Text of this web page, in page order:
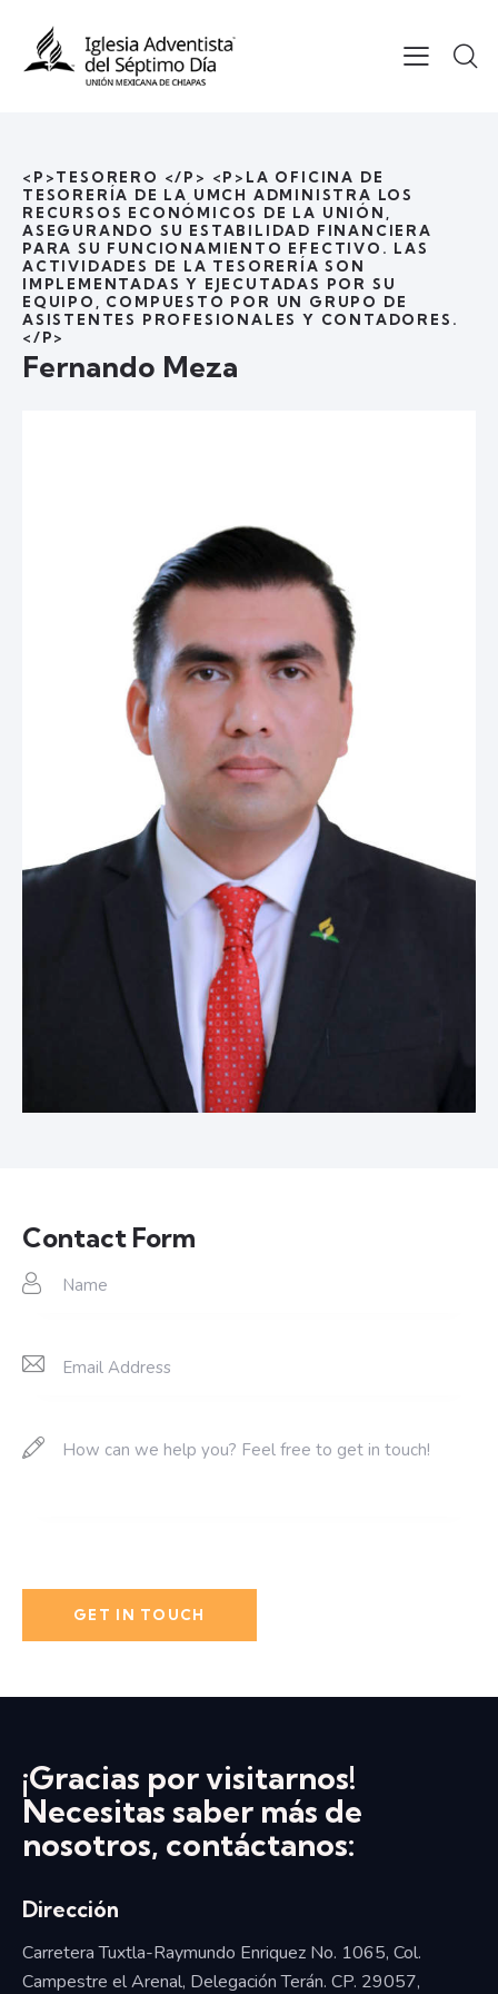
<P>TESORERO </P> <P>LA OFICINA DE
TESORERÍA DE LA UMCH ADMINISTRA LOS
RECURSOS ECONÓMICOS DE LA UNIÓN,
ASEGURANDO SU ESTABILIDAD FINANCIERA
PARA SU FUNCIONAMIENTO EFECTIVO. LAS
ACTIVIDADES DE LA TESORERÍA SON
IMPLEMENTADAS Y EJECUTADAS POR SU
EQUIPO, COMPUESTO POR UN GRUPO DE
ASISTENTES PROFESIONALES Y CONTADORES.
</P>
Fernando Meza
Contact Form
¡Gracias por visitarnos!
Necesitas saber más de
nosotros, contáctanos:
Dirección
Carretera Tuxtla-Raymundo Enriquez No. 1065, Col.
Campestre el Arenal, Delegación Terán. CP. 29057,